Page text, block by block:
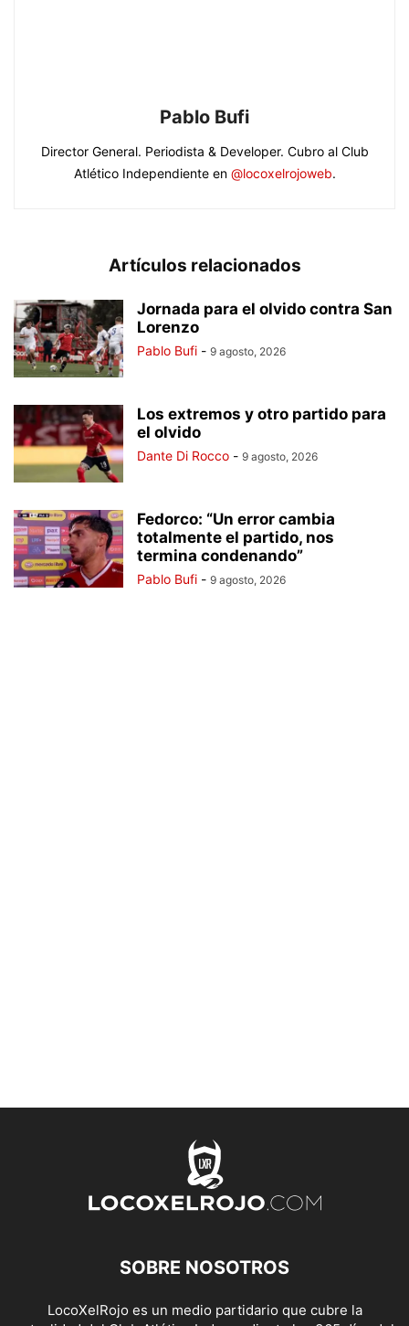
Pablo Bufi
Director General. Periodista & Developer. Cubro al Club
Atlético Independiente en @locoxelrojoweb.
Artículos relacionados
Jornada para el olvido contra San
Lorenzo
Pablo Bufi - 9 agosto, 2026
Los extremos y otro partido para
el olvido
Dante Di Rocco - 9 agosto, 2026
Fedorco: “Un error cambia
totalmente el partido, nos
termina condenando”
Pablo Bufi - 9 agosto, 2026
SOBRE NOSOTROS
LocoXelRojo es un medio partidario que cubre la